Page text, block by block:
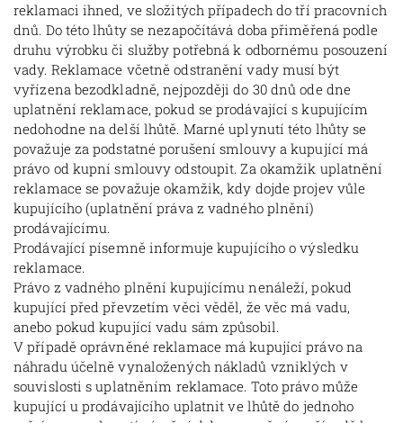
reklamaci ihned, ve složitých případech do tří pracovních
dnů. Do této lhůty se nezapočítává doba přiměřená podle
druhu výrobku či služby potřebná k odbornému posouzení
vady. Reklamace včetně odstranění vady musí být
vyřízena bezodkladně, nejpozději do 30 dnů ode dne
uplatnění reklamace, pokud se prodávající s kupujícím
nedohodne na delší lhůtě. Marné uplynutí této lhůty se
považuje za podstatné porušení smlouvy a kupující má
právo od kupní smlouvy odstoupit. Za okamžik uplatnění
reklamace se považuje okamžik, kdy dojde projev vůle
kupujícího (uplatnění práva z vadného plnění)
prodávajícímu.
Prodávající písemně informuje kupujícího o výsledku
reklamace.
Právo z vadného plnění kupujícímu nenáleží, pokud
kupující před převzetím věci věděl, že věc má vadu,
anebo pokud kupující vadu sám způsobil.
V případě oprávněné reklamace má kupující právo na
náhradu účelně vynaložených nákladů vzniklých v
souvislosti s uplatněním reklamace. Toto právo může
kupující u prodávajícího uplatnit ve lhůtě do jednoho